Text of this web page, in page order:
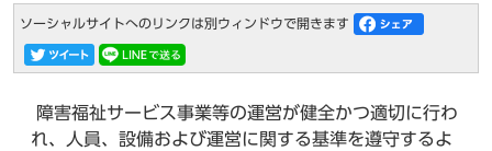
ソーシャルサイトへのリンクは別ウィンドウで開きます
障害福祉サービス事業等の運営が健全かつ適切に行わ
れ、人員、設備および運営に関する基準を遵守するよ